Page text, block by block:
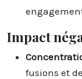
Impact
fusions et